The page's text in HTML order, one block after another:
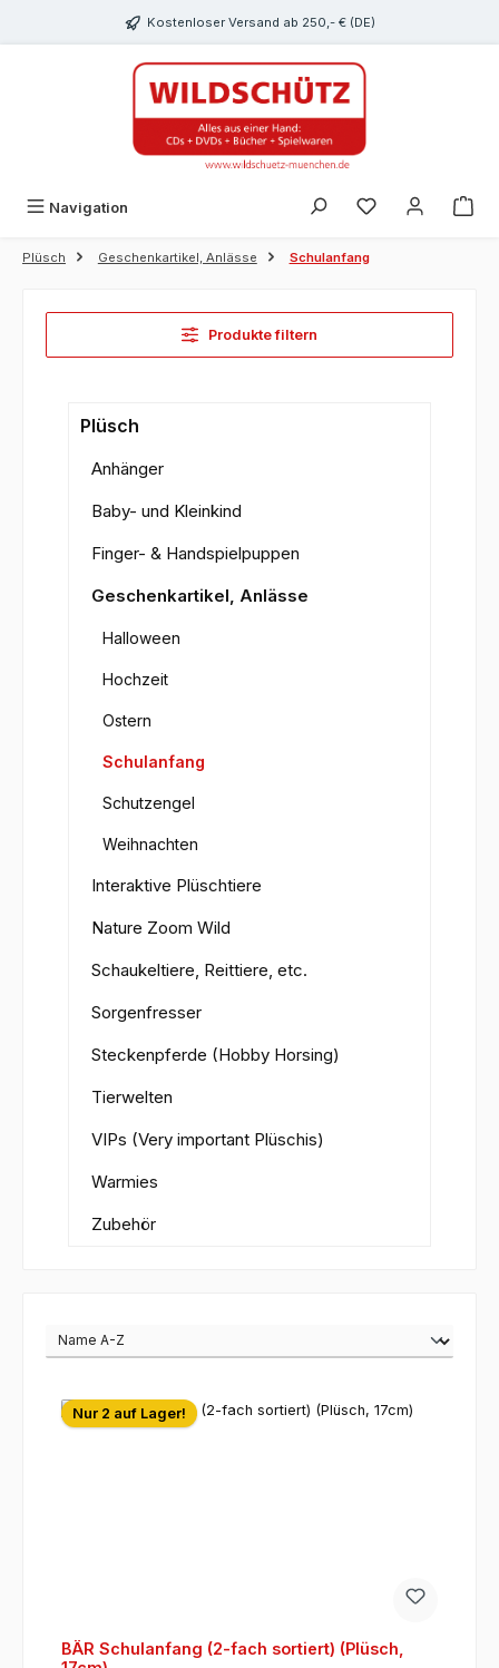
Kostenloser Versand ab 250,- € (DE)
Navigation Du hast 0
Plüsch Geschenkartikel, Anlässe Schulanfang
Produkte filtern
Plüsch
Anhänger
Baby- und Kleinkind
Finger- & Handspielpuppen
Geschenkartikel, Anlässe
Halloween
Hochzeit
Ostern
Schulanfang
Schutzengel
Weihnachten
Interaktive Plüschtiere
Nature Zoom Wild
Schaukeltiere, Reittiere, etc.
Sorgenfresser
Steckenpferde (Hobby Horsing)
Tierwelten
VIPs (Very important Plüschis)
Warmies
Zubehör
Nur 2 auf Lager!
BÄR Schulanfang (2-fach sortiert) (Plüsch,